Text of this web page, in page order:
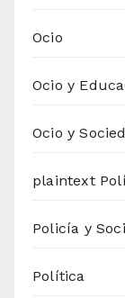
Ocio
Ocio y
Ocio y
plaintext
Policía y
Política